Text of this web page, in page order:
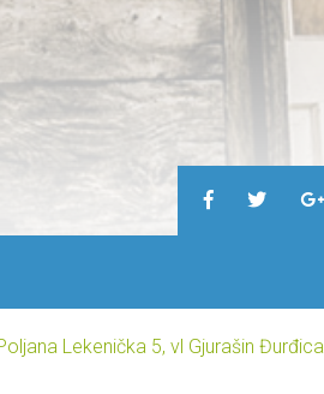
Lekenička 5, vl Gjurašin Đurđica